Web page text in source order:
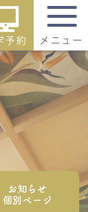
予約 メニュー
お知らせ
個別ページ